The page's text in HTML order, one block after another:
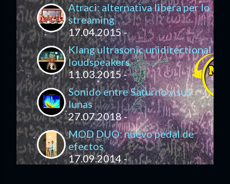
Atraci: alternativa libera per lo
streaming
17.04.2015 -
Klang ultrasonic unidirectional
loudspeakers
11.03.2015 -
Sonido entre Saturno y sus
lunas
27.07.2018 -
MOD DUO: nuevo pedal de
efectos
17.09.2014 -